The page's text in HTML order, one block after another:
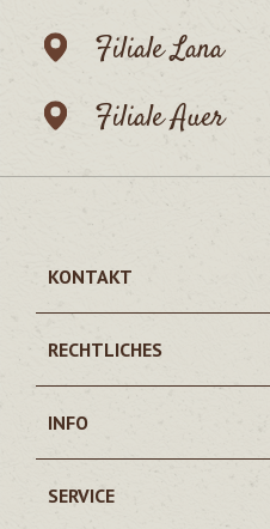
Filiale Lana
Filiale Auer
KONTAKT
RECHTLICHES
INFO
SERVICE